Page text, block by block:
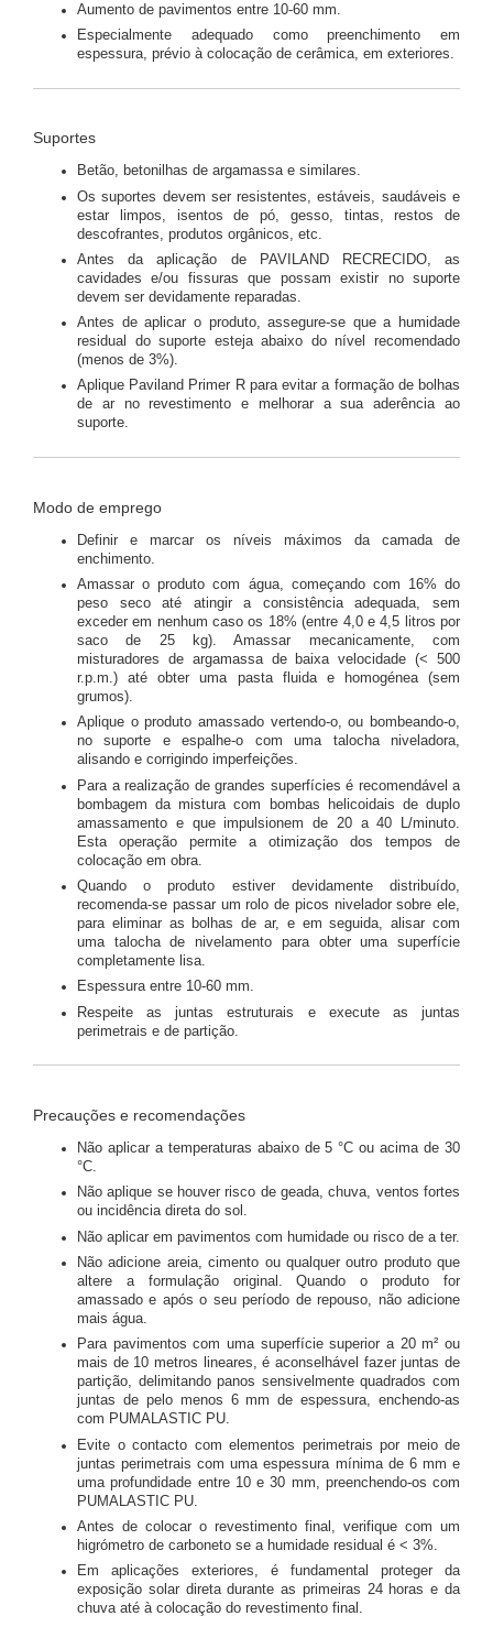
Aumento de pavimentos entre 10-60 mm.
Especialmente adequado como preenchimento em
espessura, prévio à colocação de cerâmica, em exteriores.
Suportes
Betão, betonilhas de argamassa e similares.
Os suportes devem ser resistentes, estáveis, saudáveis e
estar limpos, isentos de pó, gesso, tintas, restos de
descofrantes, produtos orgânicos, etc.
Antes da aplicação de PAVILAND RECRECIDO, as
cavidades e/ou fissuras que possam existir no suporte
devem ser devidamente reparadas.
Antes de aplicar o produto, assegure-se que a humidade
residual do suporte esteja abaixo do nível recomendado
(menos de 3%).
Aplique Paviland Primer R para evitar a formação de bolhas
de ar no revestimento e melhorar a sua aderência ao
suporte.
Modo de emprego
Definir e marcar os níveis máximos da camada de
enchimento.
Amassar o produto com água, começando com 16% do
peso seco até atingir a consistência adequada, sem
exceder em nenhum caso os 18% (entre 4,0 e 4,5 litros por
saco de 25 kg). Amassar mecanicamente, com
misturadores de argamassa de baixa velocidade (< 500
r.p.m.) até obter uma pasta fluida e homogénea (sem
grumos).
Aplique o produto amassado vertendo-o, ou bombeando-o,
no suporte e espalhe-o com uma talocha niveladora,
alisando e corrigindo imperfeições.
Para a realização de grandes superfícies é recomendável a
bombagem da mistura com bombas helicoidais de duplo
amassamento e que impulsionem de 20 a 40 L/minuto.
Esta operação permite a otimização dos tempos de
colocação em obra.
Quando o produto estiver devidamente distribuído,
recomenda-se passar um rolo de picos nivelador sobre ele,
para eliminar as bolhas de ar, e em seguida, alisar com
uma talocha de nivelamento para obter uma superfície
completamente lisa.
Espessura entre 10-60 mm.
Respeite as juntas estruturais e execute as juntas
perimetrais e de partição.
Precauções e recomendações
Não aplicar a temperaturas abaixo de 5 °C ou acima de 30
°C.
Não aplique se houver risco de geada, chuva, ventos fortes
ou incidência direta do sol.
Não aplicar em pavimentos com humidade ou risco de a ter.
Não adicione areia, cimento ou qualquer outro produto que
altere a formulação original. Quando o produto for
amassado e após o seu período de repouso, não adicione
mais água.
Para pavimentos com uma superfície superior a 20 m² ou
mais de 10 metros lineares, é aconselhável fazer juntas de
partição, delimitando panos sensivelmente quadrados com
juntas de pelo menos 6 mm de espessura, enchendo-as
com PUMALASTIC PU.
Evite o contacto com elementos perimetrais por meio de
juntas perimetrais com uma espessura mínima de 6 mm e
uma profundidade entre 10 e 30 mm, preenchendo-os com
PUMALASTIC PU.
Antes de colocar o revestimento final, verifique com um
higrómetro de carboneto se a humidade residual é < 3%.
Em aplicações exteriores, é fundamental proteger da
exposição solar direta durante as primeiras 24 horas e da
chuva até à colocação do revestimento final.